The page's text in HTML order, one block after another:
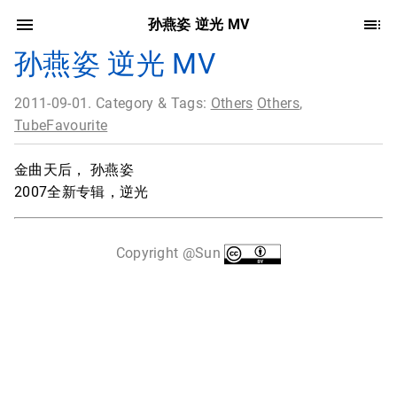
孙燕姿 逆光 MV
孙燕姿 逆光 MV
2011-09-01. Category & Tags: Others Others,
TubeFavourite
金曲天后， 孙燕姿
2007全新专辑，逆光
Copyright @Sun